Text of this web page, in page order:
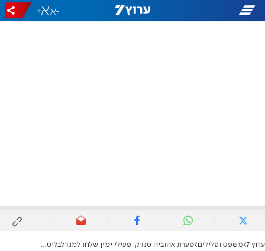
-
+
ערוץ 7 משפט ופלילים סערת אהוביה סנדק: פעילי ימין שלחו למנדלבליט פרחים לשבת בשם 'שוטרי ימ"ר ש"י'